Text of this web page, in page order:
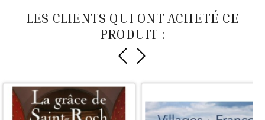
er
er
LES CLIENTS QUI ONT ACHETÉ CE
PRODUIT :